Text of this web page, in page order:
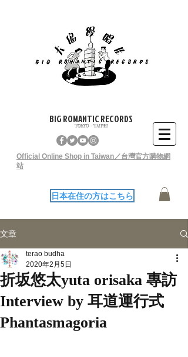
BIG ROMANTIC RECORDS
TOKYO - TAIPEI
Official Online Shop in Taiwan／台灣官方購物網
站
日本在住の方はこちら
文章
折坂悠太yuta orisaka 專訪
Interview by 耳道運行式
Phantasmagoria
terao budha
2020年2月5日